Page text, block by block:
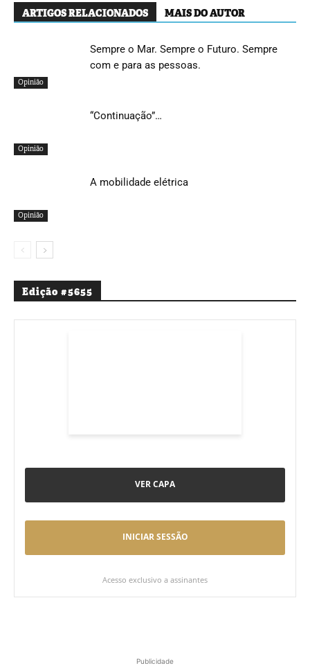
ARTIGOS RELACIONADOS MAIS DO AUTOR
Opinião
Sempre o Mar. Sempre o Futuro. Sempre
com e para as pessoas.
Opinião
“Continuação”…
Opinião
A mobilidade elétrica
Edição #5655
VER CAPA
INICIAR SESSÃO
Acesso exclusivo a assinantes
Publicidade